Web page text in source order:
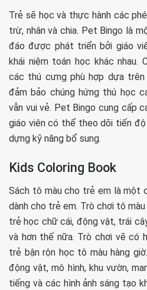
Trẻ sẽ học và thực hành các
trừ, nhân và chia. Pet Bingo là
đáo được phát triển bởi giáo
khái niệm toán học khác nhau.
các thú cưng phù hợp dựa
đảm bảo chúng hứng thú học
vẫn vui vẻ. Pet Bingo cung cấp
giáo viên có thể theo dõi tiến
dựng kỹ năng bổ sung.
Kids Coloring Book
Sách tô màu cho trẻ em là một
dành cho trẻ em. Trò chơi tô
trẻ học chữ cái, động vật, trái
và hơn thế nữa. Trò chơi vẽ có
trẻ bận rộn học tô màu hàng
động vật, mô hình, khu vườn,
tiếng và các hình ảnh sáng tạo